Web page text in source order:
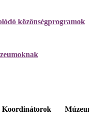
Koordinátorok